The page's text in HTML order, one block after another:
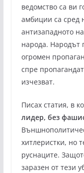
ведомство са ви
амбиции са сред
антизападното
народа. Народът
огромен
спре
изчезват.
Писах статия, в
лидер, без
хитлеристки, но
руснаците.
заразен от тези